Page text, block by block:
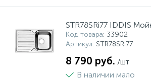
STR78SRi77 IDDIS
Код товара: 33902
Артикул: STR78SRi77
8 790 руб. /шт
В наличии мало